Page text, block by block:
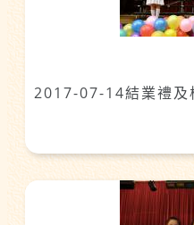
2017-07-14結業禮及